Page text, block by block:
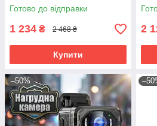
на одяг, Прихована нательна
камера, RYH
Готово до відправки
1 234 ₴ 2 468 ₴
Купити
2
–50%